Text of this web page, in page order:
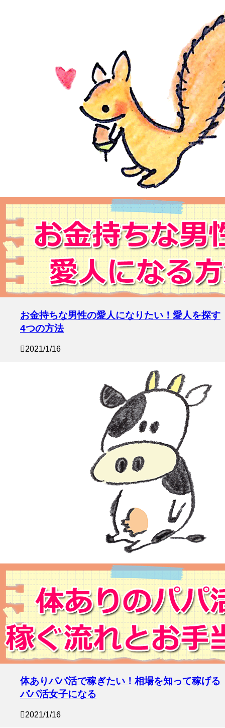
お金持ちな男性の愛人になりたい！愛人を探す
4つの方法
2021/1/16
体ありパパ活で稼ぎたい！相場を知って稼げる
パパ活女子になる
2021/1/16